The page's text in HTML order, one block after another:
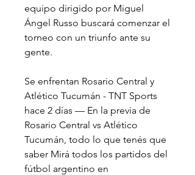
equipo dirigido por Miguel
Ángel Russo buscará comenzar el
torneo con un triunfo ante su
gente.
Se enfrentan Rosario Central y
Atlético Tucumán - TNT Sports
hace 2 días — En la previa de
Rosario Central vs Atlético
Tucumán, todo lo que tenés que
saber Mirá todos los partidos del
fútbol argentino en